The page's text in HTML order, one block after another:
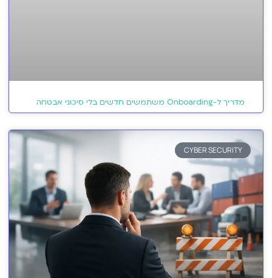
מדריך ל-Onboarding משתמשים חדשים בלי סיכוני אבטחה
CYBER SECURITY